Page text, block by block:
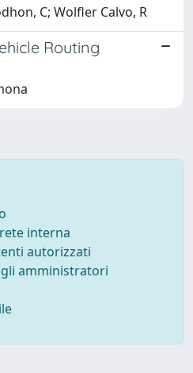
C; Wolfler Calvo, R
Routing
interna
autorizzati
amministratori